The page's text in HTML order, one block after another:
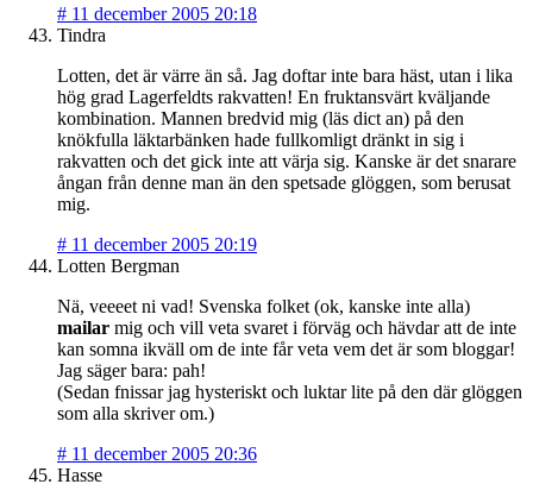
# 11 december 2005 20:18
Tindra
Lotten, det är värre än så. Jag doftar inte bara häst, utan i lika
hög grad Lagerfeldts rakvatten! En fruktansvärt kväljande
kombination. Mannen bredvid mig (läs dict an) på den
knökfulla läktarbänken hade fullkomligt dränkt in sig i
rakvatten och det gick inte att värja sig. Kanske är det snarare
ångan från denne man än den spetsade glöggen, som berusat
mig.
# 11 december 2005 20:19
Lotten Bergman
Nä, veeeet ni vad! Svenska folket (ok, kanske inte alla)
mailar mig och vill veta svaret i förväg och hävdar att de inte
kan somna ikväll om de inte får veta vem det är som bloggar!
Jag säger bara: pah!
(Sedan fnissar jag hysteriskt och luktar lite på den där glöggen
som alla skriver om.)
# 11 december 2005 20:36
Hasse